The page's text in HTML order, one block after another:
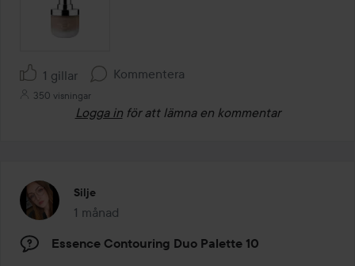
1 gillar Kommentera
350 visningar
Logga in för att lämna en kommentar
Silje
1 månad
Inlägget skapades 1 månad
Essence Contouring Duo Palette 10